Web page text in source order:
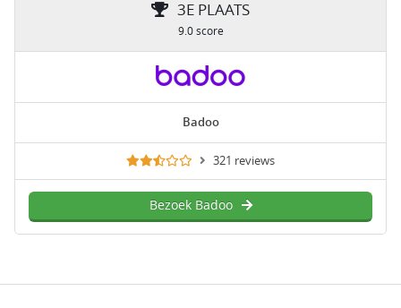
3E PLAATS
9.0 score
Badoo
321 reviews
Bezoek Badoo